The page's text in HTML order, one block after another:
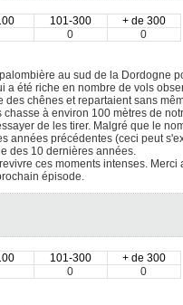
101-300
+ de 300
0
0
au sud de la Dordogne
été riche en nombre de vols
chênes et repartaient sans
à environ 100 mètres de
de les tirer. Malgré que le
années précédentes (ceci peut
des 10 dernières années.
ces moments intenses. Merci
épisode.
101-300
+ de 300
0
0